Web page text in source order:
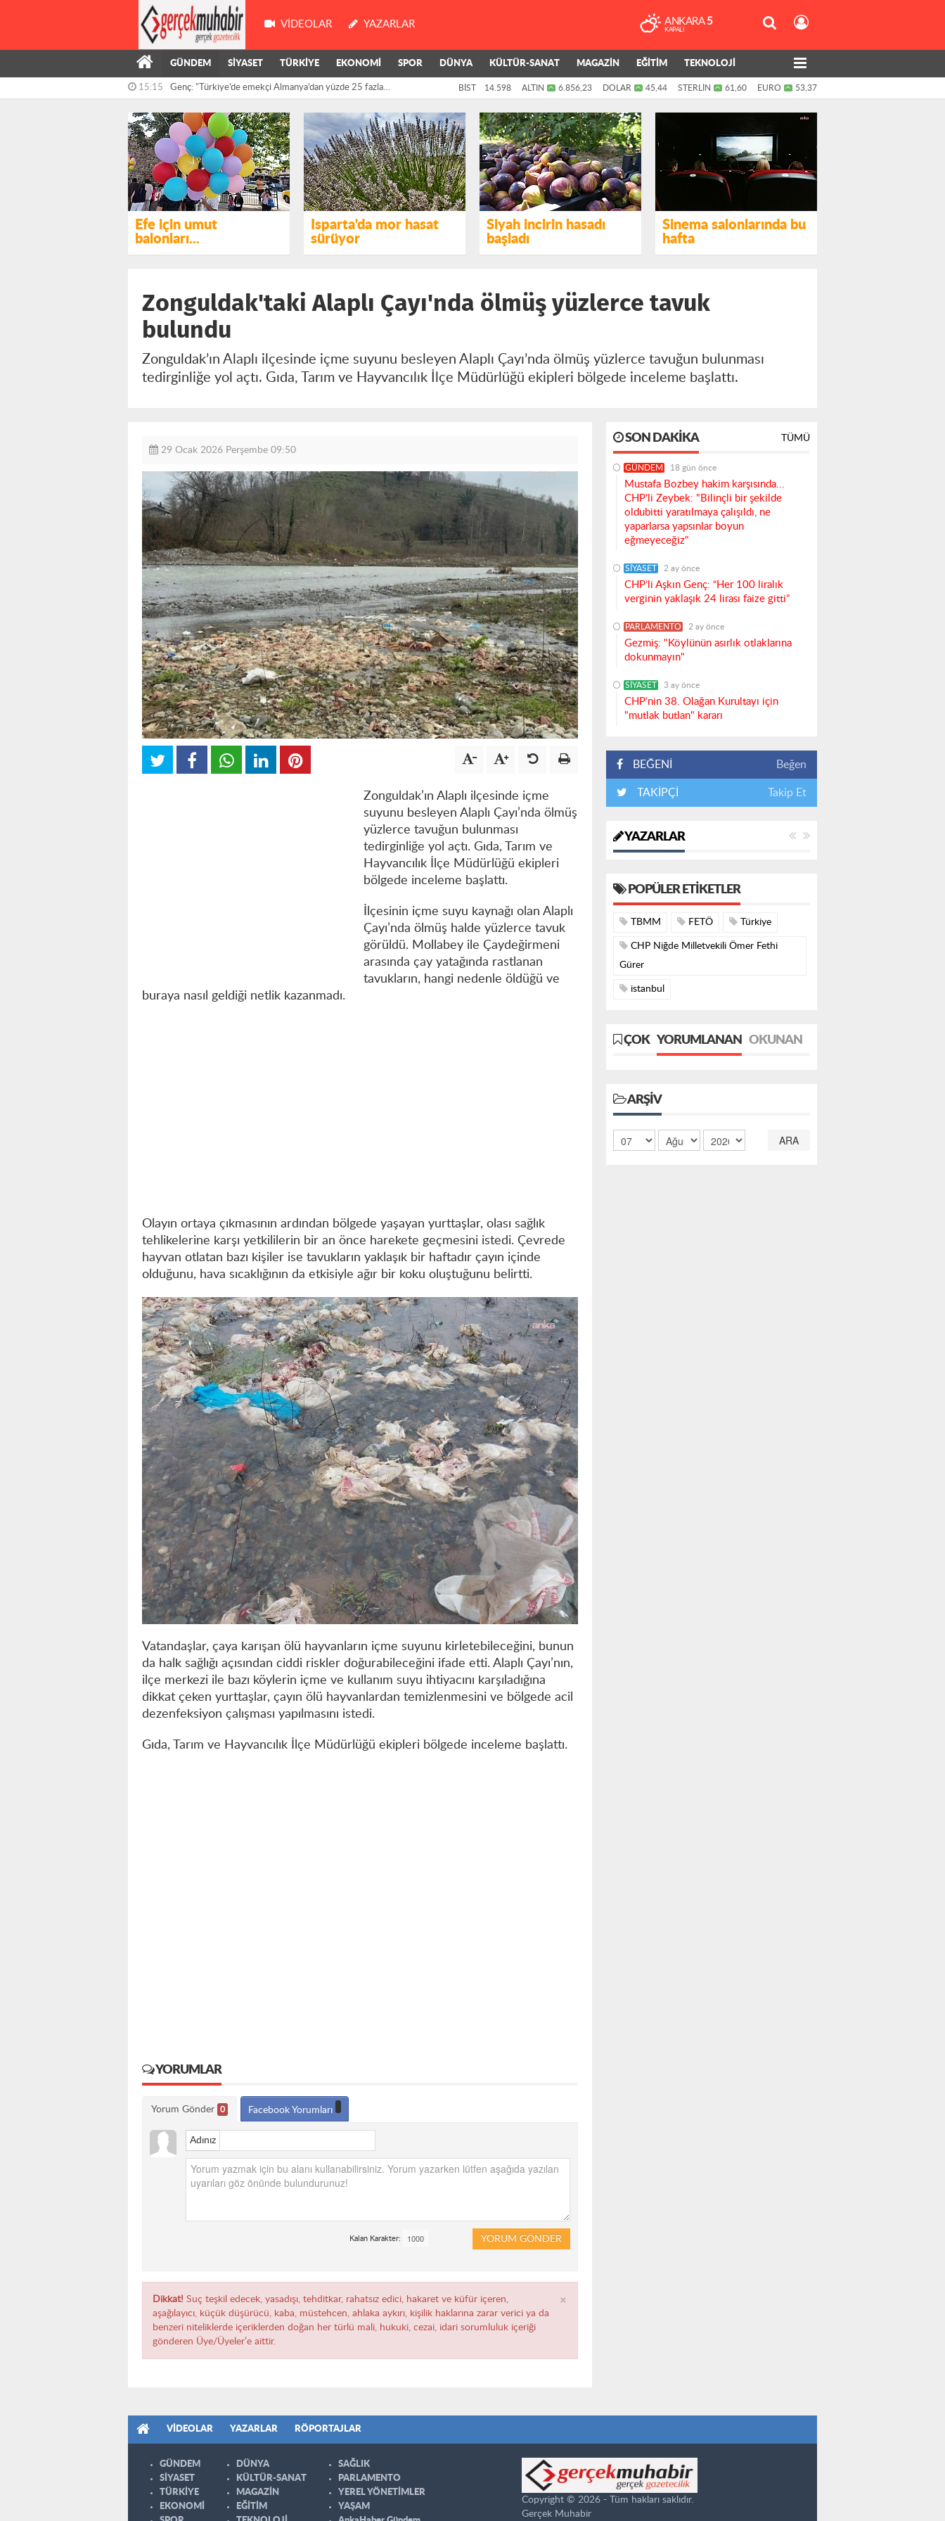
VIDEOLAR YAZARLAR ANKARA 5
KAPALI
GÜNDEM SİYASET TÜRKİYE EKONOMİ SPOR DÜNYA KÜLTÜR-SANAT MAGAZİN EĞİTİM TEKNOLOJİ
15:15 Genç: "Türkiye’de emekçi Almanya’dan yüzde 25 fazla
14:55 Kış’ın önergesi, AKP ve MHP milletvekillerinin oylarıyla BİST 14.598 ALTIN 6.856,23 DOLAR 45,44 STERLİN 61,60 EURO 53,37
Efe için umut
balonları...
Isparta'da mor hasat
sürüyor
Siyah incirin hasadı
başladı
Sinema salonlarında bu
hafta
Zonguldak'taki Alaplı Çayı'nda ölmüş yüzlerce tavuk
bulundu
Zonguldak’ın Alaplı ilçesinde içme suyunu besleyen Alaplı Çayı’nda ölmüş yüzlerce tavuğun bulunması
tedirginliğe yol açtı. Gıda, Tarım ve Hayvancılık İlçe Müdürlüğü ekipleri bölgede inceleme başlattı.
29 Ocak 2026 Perşembe 09:50
Zonguldak’ın Alaplı ilçesinde içme
suyunu besleyen Alaplı Çayı’nda ölmüş
yüzlerce tavuğun bulunması
tedirginliğe yol açtı. Gıda, Tarım ve
Hayvancılık İlçe Müdürlüğü ekipleri
bölgede inceleme başlattı.
İlçesinin içme suyu kaynağı olan Alaplı
Çayı’nda ölmüş halde yüzlerce tavuk
görüldü. Mollabey ile Çaydeğirmeni
arasında çay yatağında rastlanan
tavukların, hangi nedenle öldüğü ve
buraya nasıl geldiği netlik kazanmadı.
Olayın ortaya çıkmasının ardından bölgede yaşayan yurttaşlar, olası sağlık
tehlikelerine karşı yetkililerin bir an önce harekete geçmesini istedi. Çevrede
hayvan otlatan bazı kişiler ise tavukların yaklaşık bir haftadır çayın içinde
olduğunu, hava sıcaklığının da etkisiyle ağır bir koku oluştuğunu belirtti.
Vatandaşlar, çaya karışan ölü hayvanların içme suyunu kirletebileceğini, bunun
da halk sağlığı açısından ciddi riskler doğurabileceğini ifade etti. Alaplı Çayı’nın,
ilçe merkezi ile bazı köylerin içme ve kullanım suyu ihtiyacını karşıladığına
dikkat çeken yurttaşlar, çayın ölü hayvanlardan temizlenmesini ve bölgede acil
dezenfeksiyon çalışması yapılmasını istedi.
Gıda, Tarım ve Hayvancılık İlçe Müdürlüğü ekipleri bölgede inceleme başlattı.
YORUMLAR
Yorum Gönder 0 Facebook Yorumları
Adınız
YORUM GÖNDER
Kalan Karakter:
×
Dikkat! Suç teşkil edecek, yasadışı, tehditkar, rahatsız edici, hakaret ve küfür içeren,
aşağılayıcı, küçük düşürücü, kaba, müstehcen, ahlaka aykırı, kişilik haklarına zarar verici ya da
benzeri niteliklerde içeriklerden doğan her türlü mali, hukuki, cezai, idari sorumluluk içeriği
gönderen Üye/Üyeler’e aittir.
SON DAKIKA TÜMÜ
GÜNDEM 18 gün önce
Mustafa Bozbey hakim karşısında...
CHP'li Zeybek: "Bilinçli bir şekilde
oldubitti yaratılmaya çalışıldı, ne
yaparlarsa yapsınlar boyun
eğmeyeceğiz"
SİYASET 2 ay önce
CHP’li Aşkın Genç: “Her 100 liralık
verginin yaklaşık 24 lirası faize gitti”
PARLAMENTO 2 ay önce
Gezmiş: "Köylünün asırlık otlaklarına
dokunmayın"
SİYASET 3 ay önce
CHP’nin 38. Olağan Kurultayı için
"mutlak butlan" kararı
BEĞENİ Beğen
TAKİPÇİ Takip Et
YAZARLAR
POPÜLER ETIKETLER
TBMM FETÖ Türkiye
CHP Niğde Milletvekili Ömer Fethi
Gürer
istanbul
ÇOK YORUMLANAN OKUNAN
ARŞIV
ARA
VIDEOLAR YAZARLAR RÖPORTAJLAR
GÜNDEM
SİYASET
TÜRKİYE
EKONOMİ
DÜNYA
KÜLTÜR-SANAT
MAGAZİN
EĞİTİM
SAĞLIK
PARLAMENTO
YEREL YÖNETİMLER
YAŞAM
Copyright © 2026 - Tüm hakları saklıdır.
Gerçek Muhabir